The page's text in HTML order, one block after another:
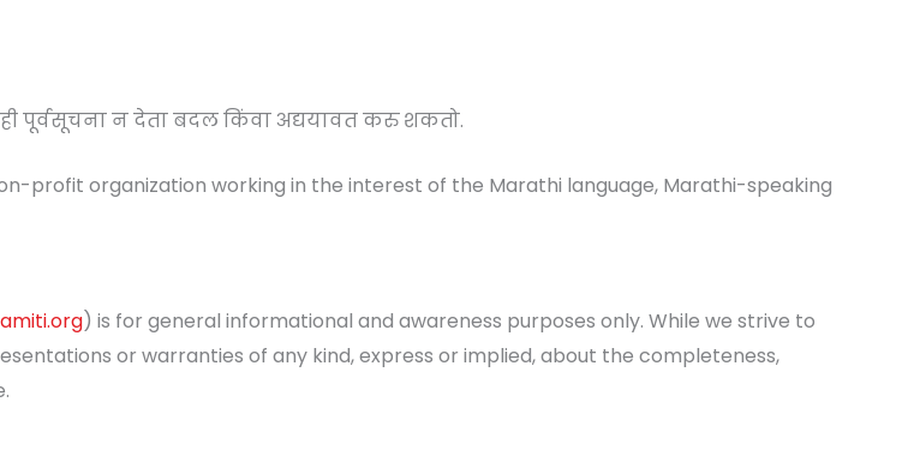
पूर्वसूचना न देता बदल किंवा अद्ययावत करु शकतो.
profit organization working in the interest of the Marathi language, Marathi-speaking
) is for general informational and awareness purposes only. While we strive to
or warranties of any kind, express or implied, about the completeness,